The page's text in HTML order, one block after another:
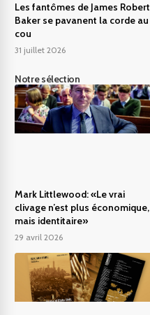
Les fantômes de James Robert
Baker se pavanent la corde au
cou
31 juillet 2026
Notre sélection
Mark Littlewood: «Le vrai
clivage n’est plus économique,
mais identitaire»
29 avril 2026